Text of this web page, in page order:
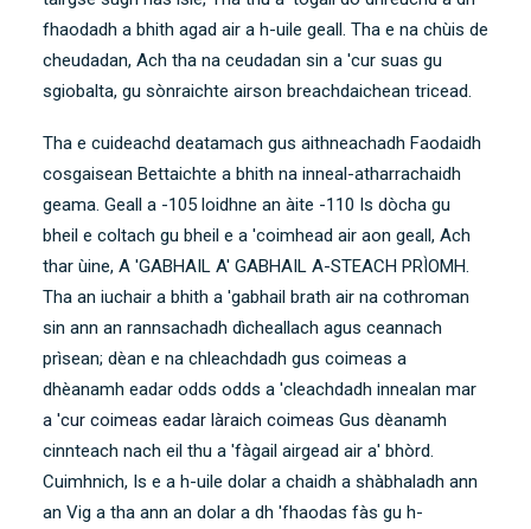
fhaodadh a bhith agad air a h-uile geall. Tha e na chùis de
cheudadan, Ach tha na ceudadan sin a 'cur suas gu
sgiobalta, gu sònraichte airson breachdaichean tricead.
Tha e cuideachd deatamach gus aithneachadh Faodaidh
cosgaisean Bettaichte a bhith na inneal-atharrachaidh
geama. Geall a -105 loidhne an àite -110 Is dòcha gu
bheil e coltach gu bheil e a 'coimhead air aon geall, Ach
thar ùine, A 'GABHAIL A' GABHAIL A-STEACH PRÌOMH.
Tha an iuchair a bhith a 'gabhail brath air na cothroman
sin ann an rannsachadh dìcheallach agus ceannach
prìsean; dèan e na chleachdadh gus coimeas a
dhèanamh eadar odds odds a 'cleachdadh innealan mar
a 'cur coimeas eadar làraich coimeas Gus dèanamh
cinnteach nach eil thu a 'fàgail airgead air a' bhòrd.
Cuimhnich, Is e a h-uile dolar a chaidh a shàbhaladh ann
an Vig a tha ann an dolar a dh 'fhaodas fàs gu h-